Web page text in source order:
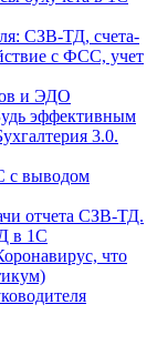
СЗВ-ТД, счета-
с ФСС, учет
и ЭДО
эффективным
3.0.
с выводом
отчета СЗВ-ТД.
в 1С
что